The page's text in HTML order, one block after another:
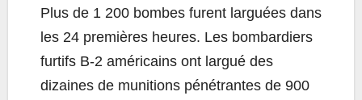
Plus de 1 200 bombes furent larguées dans
les 24 premières heures. Les bombardiers
furtifs B-2 américains ont largué des
dizaines de munitions pénétrantes de 900